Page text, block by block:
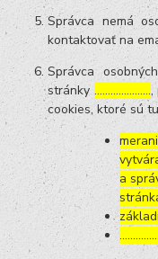
Správca nemá
kontaktovať na
Správca
stránky …………………,
cookies, ktoré sú
a